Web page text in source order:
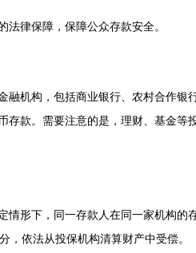
律保障，保障公众存款安全。
融机构，包括商业银行、农村合作银
存款。需要注意的是，理财、基金等
情形下，同一存款人在同一家机构的
依法从投保机构清算财产中受偿。